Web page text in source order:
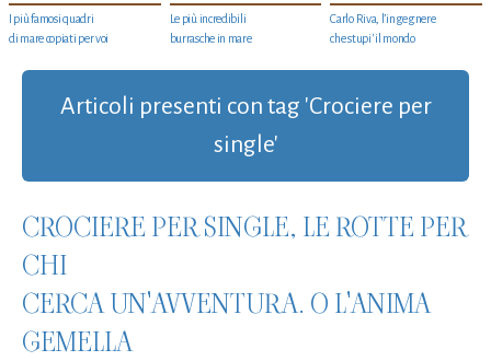
I più famosi quadri
di mare copiati per voi
Le più incredibili
burrasche in mare
Carlo Riva, l’ingegnere
che stupi' il mondo
Articoli presenti con tag 'Crociere per
single'
CROCIERE PER SINGLE, LE ROTTE PER
CHI
CERCA UN'AVVENTURA. O L'ANIMA
GEMELLA